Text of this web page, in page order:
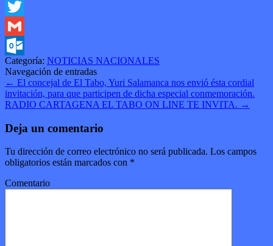
Messenger
Twitter
Gmail
Outlook.com
Categoría: NOTICIAS NACIONALES
Navegación de entradas
← El concejal de El Tabo, Yuri Salamanca nos envió ésta cordial
invitación, para que participen de dicha especial conmemoración.
RADIO CARTAGENA EL TABO ON LINE TE INVITA. →
Deja un comentario
Tu dirección de correo electrónico no será publicada. Los campos
obligatorios están marcados con *
Comentario